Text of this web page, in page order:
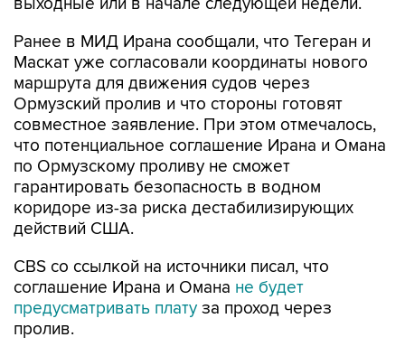
Ранее в МИД Ирана сообщали, что Тегеран и
Маскат уже согласовали координаты нового
маршрута для движения судов через
Ормузский пролив и что стороны готовят
совместное заявление. При этом отмечалось,
что потенциальное соглашение Ирана и Омана
по Ормузскому проливу не сможет
гарантировать безопасность в водном
коридоре из-за риска дестабилизирующих
действий США.
CBS со ссылкой на источники писал, что
соглашение Ирана и Омана не будет
предусматривать плату за проход через
пролив.